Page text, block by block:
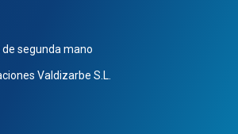
segunda mano
Valdizarbe S.L.